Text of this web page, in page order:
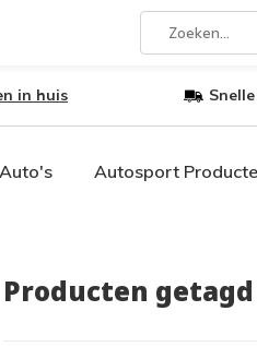
in huis
Auto's Autosport
Producten getagd